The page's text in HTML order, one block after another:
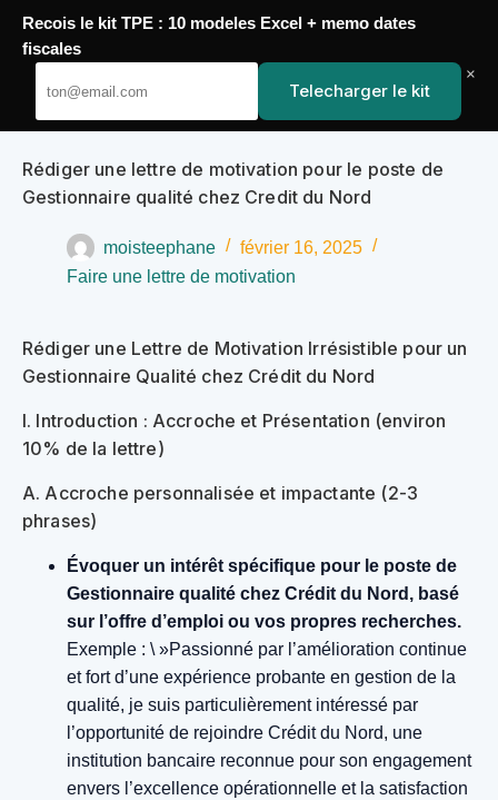
Passer
au
contenu
YoupiJobs
Rédiger une lettre de motivation pour le poste de
Gestionnaire qualité chez Credit du Nord
moisteephane
février 16, 2025
Faire une lettre de motivation
Rédiger une Lettre de Motivation Irrésistible pour un
Gestionnaire Qualité chez Crédit du Nord
I. Introduction : Accroche et Présentation (environ
10% de la lettre)
A. Accroche personnalisée et impactante (2-3
phrases)
Évoquer un intérêt spécifique pour le poste de
Gestionnaire qualité chez Crédit du Nord, basé
sur l’offre d’emploi ou vos propres recherches.
Exemple : \ »Passionné par l’amélioration continue
et fort d’une expérience probante en gestion de la
qualité, je suis particulièrement intéressé par
l’opportunité de rejoindre Crédit du Nord, une
institution bancaire reconnue pour son engagement
envers l’excellence opérationnelle et la satisfaction
Recois le kit TPE : 10 modeles Excel + memo dates
fiscales
Telecharger le kit
×